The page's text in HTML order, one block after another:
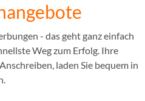
- das geht ganz einfach
Weg zum Erfolg. Ihre
laden Sie bequem in